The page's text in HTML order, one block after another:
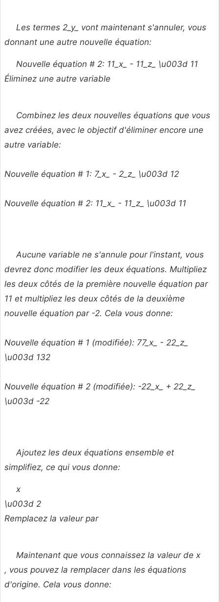
Les termes 2_y_ vont maintenant s'annuler, vous
donnant une autre nouvelle équation:
Nouvelle équation # 2: 11_x_ - 11_z_ \u003d 11
Éliminez une autre variable
Combinez les deux nouvelles équations que vous
avez créées, avec le objectif d'éliminer encore une
autre variable:
Nouvelle équation # 1: 7_x_ - 2_z_ \u003d 12
Nouvelle équation # 2: 11_x_ - 11_z_ \u003d 11
Aucune variable ne s'annule pour l'instant, vous
devrez donc modifier les deux équations. Multipliez
les deux côtés de la première nouvelle équation par
11 et multipliez les deux côtés de la deuxième
nouvelle équation par -2. Cela vous donne:
Nouvelle équation # 1 (modifiée): 77_x_ - 22_z_
\u003d 132
Nouvelle équation # 2 (modifiée): -22_x_ + 22_z_
\u003d -22
Ajoutez les deux équations ensemble et
simplifiez, ce qui vous donne:
x
\u003d 2
Remplacez la valeur par
Maintenant que vous connaissez la valeur de x
, vous pouvez la remplacer dans les équations
d'origine. Cela vous donne: